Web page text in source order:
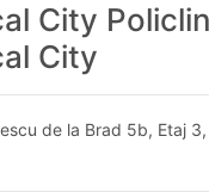
City
City
de la Brad 5b, Etaj 3,